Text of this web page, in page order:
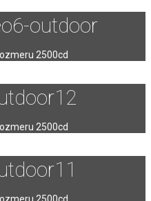
outdoor
2500cd
2500cd
2500cd